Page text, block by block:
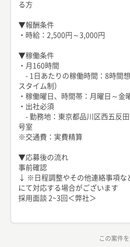
る方
▼報酬条件
・時給：2,500円～3,000円
▼稼働条件
・月160時間
- 1日あたりの稼働時間：8時間
スタイム制）
・稼働曜日、時間帯：月曜日～金
・出社必須
- 勤務地：東京都品川区西五反
号室
※交通費：実費精算
▼応募後の流れ
事前確認
↓ ※日程調整やその他連絡事項な
にて対応する場合がございます
採用面談 2~3回＜弊社＞
この案件